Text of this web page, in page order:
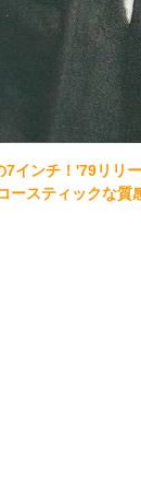
インチ！'79リリ
ースティックな